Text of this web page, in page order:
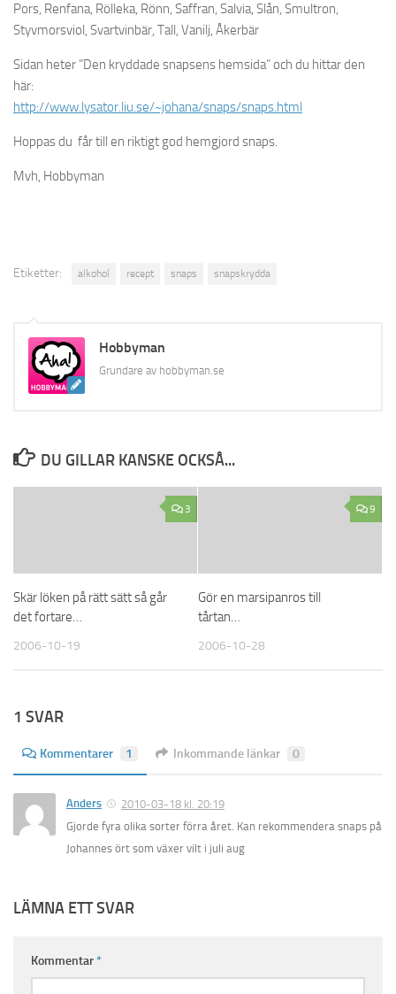
Pors, Renfana, Rölleka, Rönn, Saffran, Salvia, Slån, Smultron,
Styvmorsviol, Svartvinbär, Tall, Vanilj, Åkerbär
Sidan heter ”Den kryddade snapsens hemsida” och du hittar den
här:
http://www.lysator.liu.se/~johana/snaps/snaps.html
Hoppas du får till en riktigt god hemgjord snaps.
Mvh, Hobbyman
Etiketter: alkohol recept snaps snapskrydda
Hobbyman
Grundare av hobbyman.se
DU GILLAR KANSKE OCKSÅ...
3
Skär löken på rätt sätt så går
det fortare…
2006-10-19
9
Gör en marsipanros till
tårtan…
2006-10-28
1 SVAR
Kommentarer 1 Inkommande länkar 0
Anders
2010-03-18 kl. 20:19
Gjorde fyra olika sorter förra året. Kan rekommendera snaps på
Johannes ört som växer vilt i juli aug
LÄMNA ETT SVAR
Kommentar*